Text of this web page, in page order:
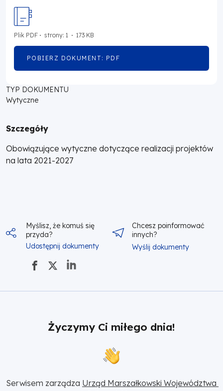
TYP DOKUMENTU
Wytyczne
Szczegóły
Obowiązujące wytyczne dotyczące realizacji projektów
na lata 2021-2027
Plik PDF strony: 1 173 KB
POBIERZ DOKUMENT: PDF
Myślisz, że komuś się
przyda?
Udostępnij dokumenty
Chcesz poinformować
innych?
Wyślij dokumenty
Życzymy Ci miłego dnia!
Serwisem zarządza Urząd Marszałkowski Województwa